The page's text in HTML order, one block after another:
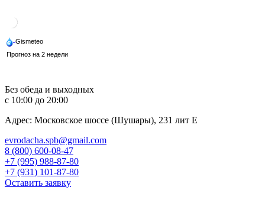
содержимому
Без обеда и выходных
с 10:00 до 20:00
Адрес: Московское шоссе (Шушары), 231 лит Е
evrodacha.spb@gmail.com
8 (800) 600-08-47
+7 (995) 988-87-80
+7 (931) 101-87-80
Оставить заявку